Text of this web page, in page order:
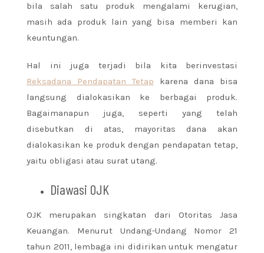
bila salah satu produk mengalami kerugian,
masih ada produk lain yang bisa memberi kan
keuntungan.
Hal ini juga terjadi bila kita berinvestasi
Reksadana Pendapatan Tetap karena dana bisa
langsung dialokasikan ke berbagai produk.
Bagaimanapun juga, seperti yang telah
disebutkan di atas, mayoritas dana akan
dialokasikan ke produk dengan pendapatan tetap,
yaitu obligasi atau surat utang.
Diawasi OJK
OJK merupakan singkatan dari Otoritas Jasa
Keuangan. Menurut Undang-Undang Nomor 21
tahun 2011, lembaga ini didirikan untuk mengatur